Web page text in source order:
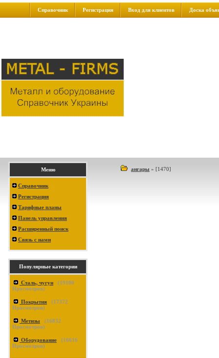
Справочник Регистрация Вход для клиентов Доска
Меню
Справочник
Регистрация
Тарифные планы
Панель управления
Расширенный поиск
Связь с нами
Популярные категории
Сталь, чугун (19100
Просмотров)
Покрытия (17372
Просмотров)
Метизы (16832
Просмотров)
Оборудование (16616
Просмотров)
ангары » [1470]